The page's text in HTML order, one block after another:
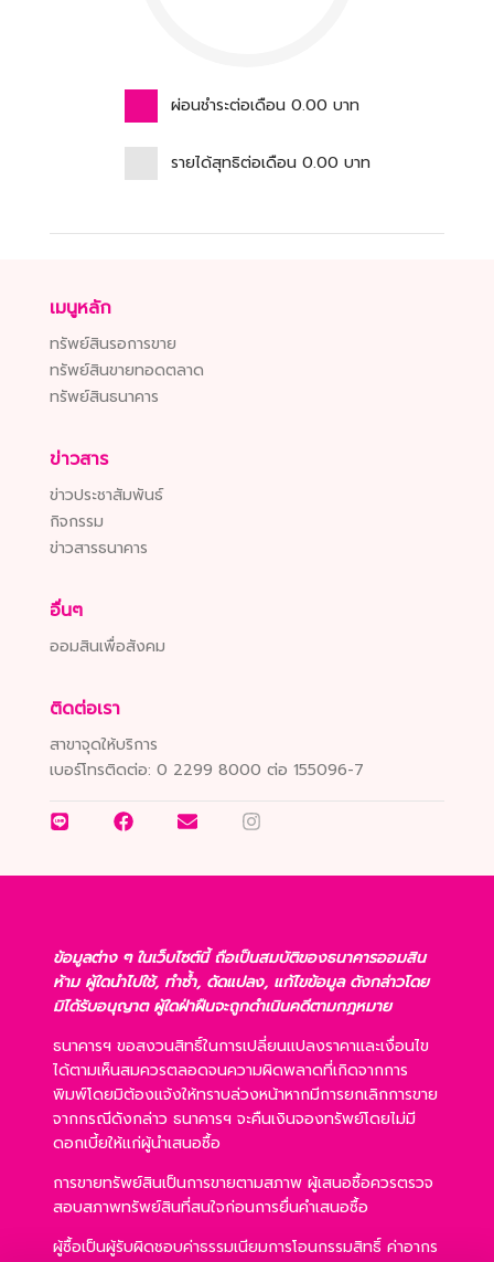
ผ่อนชำระต่อเดือน 0.00 บาท
รายได้สุทธิต่อเดือน 0.00 บาท
เมนูหลัก
ทรัพย์สินรอการขาย
ทรัพย์สินขายทอดตลาด
ทรัพย์สินธนาคาร
ข่าวสาร
ข่าวประชาสัมพันธ์
กิจกรรม
ข่าวสารธนาคาร
อื่นๆ
ออมสินเพื่อสังคม
ติดต่อเรา
สาขาจุดให้บริการ
เบอร์โทรติดต่อ: 0 2299 8000 ต่อ 155096-7
ข้อมูลต่าง ๆ ในเว็บไซต์นี้ ถือเป็นสมบัติของธนาคารออมสิน
ห้าม ผู้ใดนำไปใช้, ทำซ้ำ, ดัดแปลง, แก้ไขข้อมูล ดังกล่าวโดย
มิได้รับอนุญาต ผู้ใดฝ่าฝืนจะถูกดำเนินคดีตามกฎหมาย
ธนาคารฯ ขอสงวนสิทธิ์ในการเปลี่ยนแปลงราคาและเงื่อนไข
ได้ตามเห็นสมควรตลอดจนความผิดพลาดที่เกิดจากการ
พิมพ์โดยมิต้องแจ้งให้ทราบล่วงหน้าหากมีการยกเลิกการขาย
จากกรณีดังกล่าว ธนาคารฯ จะคืนเงินจองทรัพย์โดยไม่มี
ดอกเบี้ยให้แก่ผู้นำเสนอซื้อ
การขายทรัพย์สินเป็นการขายตามสภาพ ผู้เสนอซื้อควรตรวจ
สอบสภาพทรัพย์สินที่สนใจก่อนการยื่นคำเสนอซื้อ
ผู้ซื้อเป็นผู้รับผิดชอบค่าธรรมเนียมการโอนกรรมสิทธิ์ ค่าอากร